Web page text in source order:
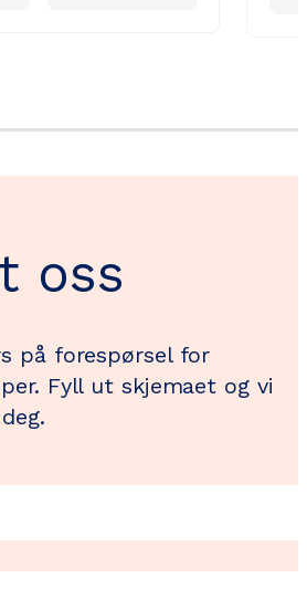
oss
på forespørsel for
Fyll ut skjemaet og vi